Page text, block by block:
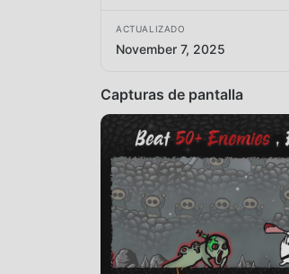
ACTUALIZADO
November 7, 2025
Capturas de pantalla